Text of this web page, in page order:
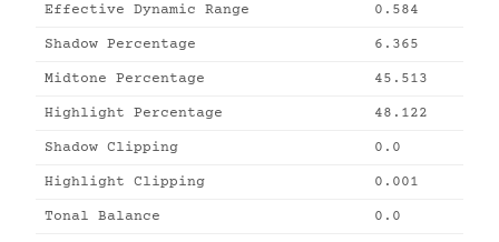
Effective Dynamic Range 0.584
Shadow Percentage 6.365
Midtone Percentage 45.513
Highlight Percentage 48.122
Shadow Clipping 0.0
Highlight Clipping 0.001
Tonal Balance 0.0